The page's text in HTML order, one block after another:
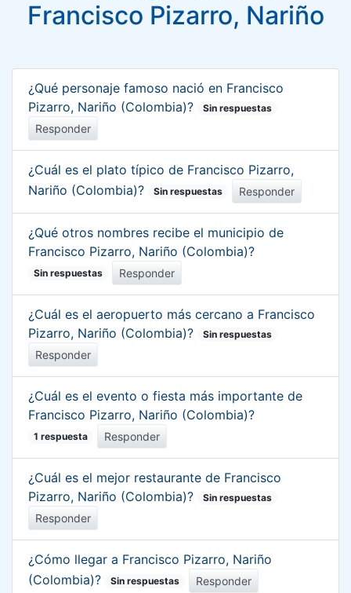
Francisco Pizarro, Nariño
¿Qué personaje famoso nació en Francisco
Pizarro, Nariño (Colombia)?
Sin respuestas
Responder
¿Cuál es el plato típico de Francisco Pizarro,
Nariño (Colombia)?
Sin respuestas Responder
¿Qué otros nombres recibe el municipio de
Francisco Pizarro, Nariño (Colombia)?
Sin respuestas Responder
¿Cuál es el aeropuerto más cercano a Francisco
Pizarro, Nariño (Colombia)?
Sin respuestas
Responder
¿Cuál es el evento o fiesta más importante de
Francisco Pizarro, Nariño (Colombia)?
1 respuesta Responder
¿Cuál es el mejor restaurante de Francisco
Pizarro, Nariño (Colombia)?
Sin respuestas
Responder
¿Cómo llegar a Francisco Pizarro, Nariño
(Colombia)?
Sin respuestas Responder